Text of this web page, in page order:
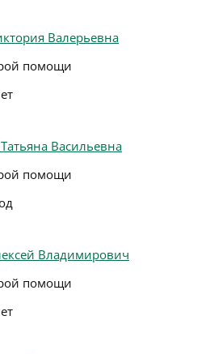
Валерьевна
помощи
Васильевна
помощи
Владимирович
помощи